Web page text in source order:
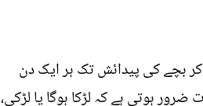
بچے کی پیدائش تک ہر ایک دن
ہوتی ہے کہ لڑکا ہوگا یا لڑکی،